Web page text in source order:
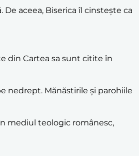
De aceea, Biserica îl cinstește ca
din Cartea sa sunt citite în
nedrept. Mănăstirile și parohiile
mediul teologic românesc,